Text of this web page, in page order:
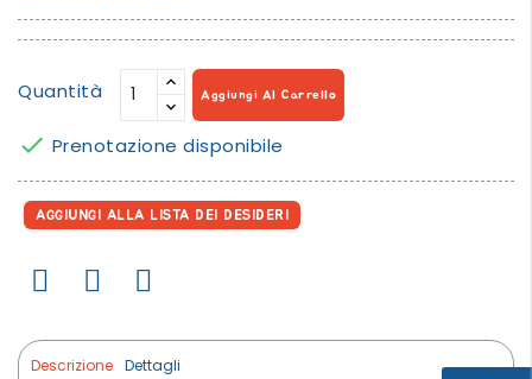
Quantità Aggiungi Al Carrello
 Prenotazione disponibile
AGGIUNGI ALLA LISTA DEI DESIDERI
Descrizione Dettagli